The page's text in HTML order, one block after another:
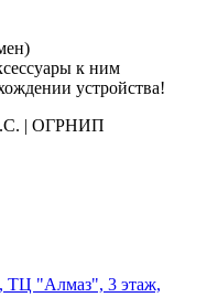
к ним
устройства!
| ОГРНИП
ТЦ "Алмаз", 3 этаж,